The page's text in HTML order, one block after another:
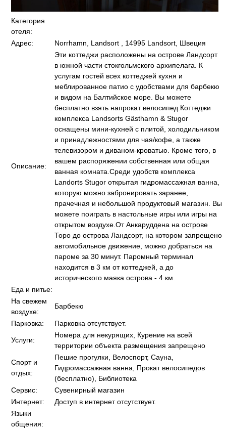
Категория
отеля:
Адрес:
Norrhamn, Landsort , 14995 Landsort, Швеция
Описание:
Эти коттеджи расположены на острове Ландсорт
в южной части стокгольмского архипелага. К
услугам гостей всех коттеджей кухня и
меблированное патио с удобствами для барбекю
и видом на Балтийское море. Вы можете
бесплатно взять напрокат велосипед.Коттеджи
комплекса Landsorts Gästhamn & Stugor
оснащены мини-кухней с плитой, холодильником
и принадлежностями для чая/кофе, а также
телевизором и диваном-кроватью. Кроме того, в
вашем распоряжении собственная или общая
ванная комната.Среди удобств комплекса
Landorts Stugor открытая гидромассажная ванна,
которую можно забронировать заранее,
прачечная и небольшой продуктовый магазин. Вы
можете поиграть в настольные игры или игры на
открытом воздухе.От Анкаруддена на острове
Торо до острова Ландсорт, на котором запрещено
автомобильное движение, можно добраться на
пароме за 30 минут. Паромный терминал
находится в 3 км от коттеджей, а до
исторического маяка острова - 4 км.
Еда и питье:
На свежем
воздухе:
Барбекю
Парковка: Парковка отсутствует.
Услуги:
Номера для некурящих, Курение на всей
территории объекта размещения запрещено
Спорт и
отдых:
Пешие прогулки, Велоспорт, Сауна,
Гидромассажная ванна, Прокат велосипедов
(бесплатно), Библиотека
Сервис:
Сувенирный магазин
Интернет:
Доступ в интернет отсутствует.
Языки
общения: